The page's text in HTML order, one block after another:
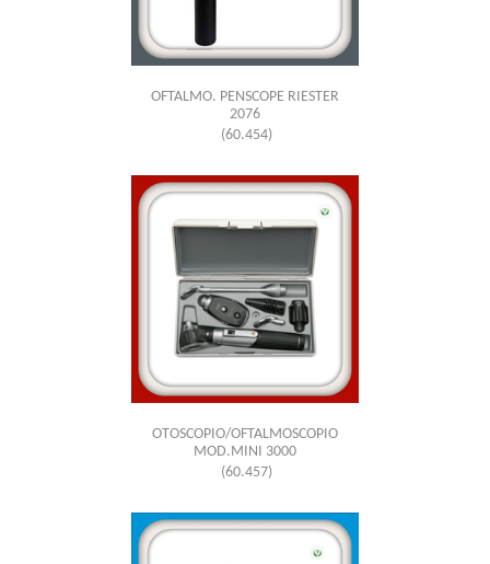
OFTALMO. PENSCOPE RIESTER
2076
(60.454)
OTOSCOPIO/OFTALMOSCOPIO
MOD.MINI 3000
(60.457)